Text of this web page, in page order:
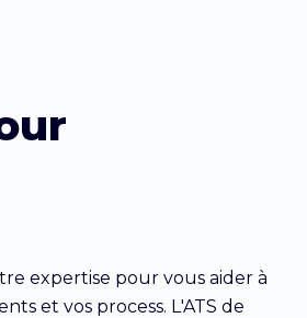
expertise pour vous aider à
et vos process. L'ATS de